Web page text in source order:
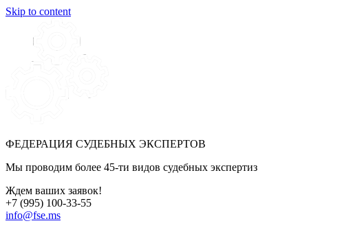
Skip to content
ФЕДЕРАЦИЯ СУДЕБНЫХ ЭКСПЕРТОВ
Мы проводим более 45-ти видов судебных экспертиз
Ждем ваших заявок!
+7 (995) 100-33-55
info@fse.ms